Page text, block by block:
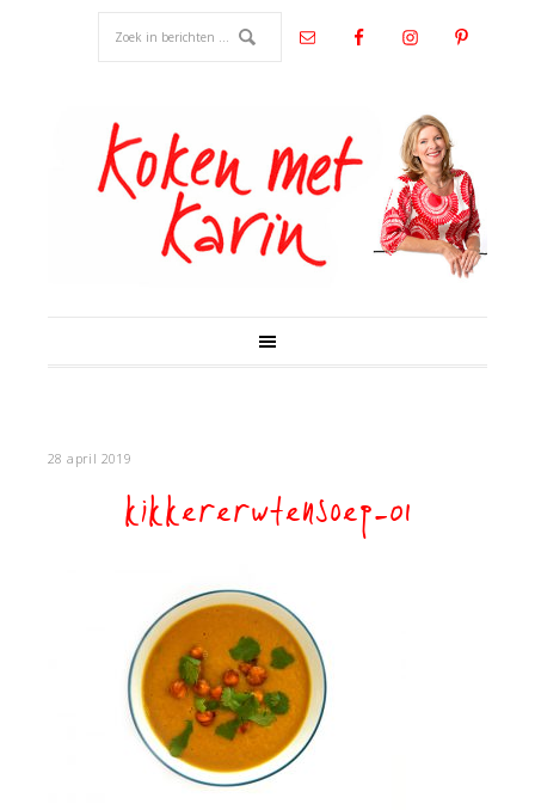
28 april 2019
kikkererwtensoep-01